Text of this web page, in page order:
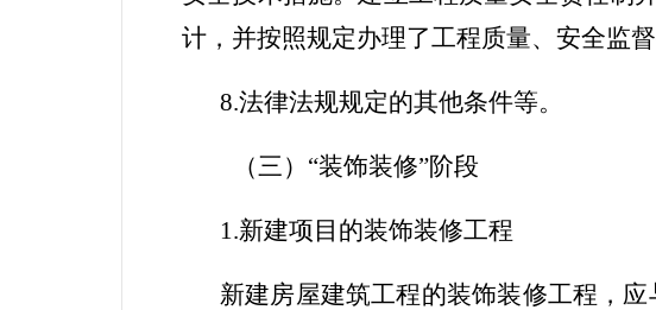
计，并按照规定办理了工程质量、安全监督
8.法律法规规定的其他条件等。
（三） “装饰装修”阶段
1.新建项目的装饰装修工程
新建房屋建筑工程的装饰装修工程，